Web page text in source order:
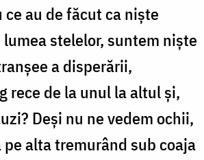
au de făcut ca niște
stelelor, suntem niște
a disperării,
rece de la unul la altul și,
Deși nu ne vedem ochii,
alta tremurând sub coaja